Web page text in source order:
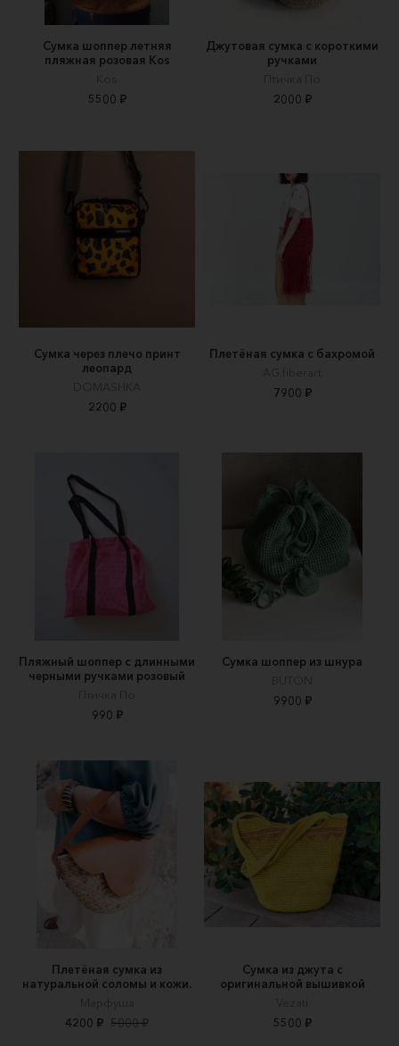
Сумка шоппер летняя
пляжная розовая Kos
5500 ₽
Джутовая сумка с короткими
ручками
Птичка По
2000 ₽
Сумка через плечо принт
леопард
DOMASHKA
2200 ₽
Плетёная сумка с бахромой
AG.fiberart
7900 ₽
Пляжный шоппер с длинными
черными ручками розовый
Птичка По
990 ₽
Сумка шоппер из шнура
BUTON
9900 ₽
Плетёная сумка из
натуральной соломы и кожи.
Марфуша
4200 ₽ 5000 ₽
Сумка из джута с
оригинальной вышивкой
Vezati
5500 ₽